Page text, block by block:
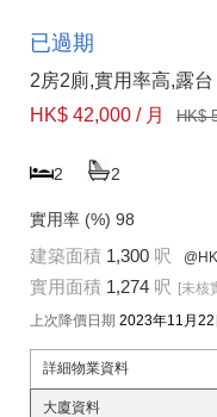
已過期
2房2廁,實用率高,露台
HK$ 42,000 / 月
HK$
2 2
實用率 (%) 98
建築面積 1,300 呎
實用面積 1,274 呎 [未核
上次降價日期 2023年11月22
詳細物業資料
大廈資料